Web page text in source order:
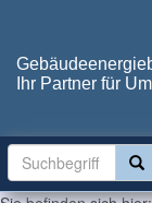
Ihr Partner für